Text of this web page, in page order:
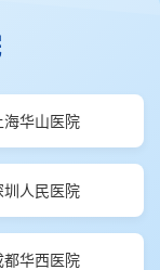
海华山医院
圳人民医院
都华西医院